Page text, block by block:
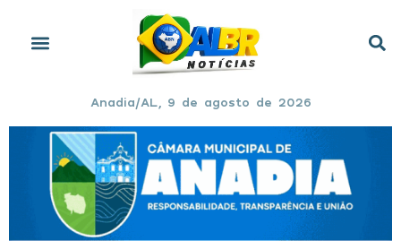
Anadia/AL, 9 de agosto de 2026